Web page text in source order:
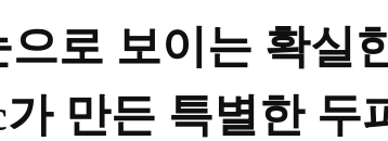
으로 보이는 확실
만든 특별한 두